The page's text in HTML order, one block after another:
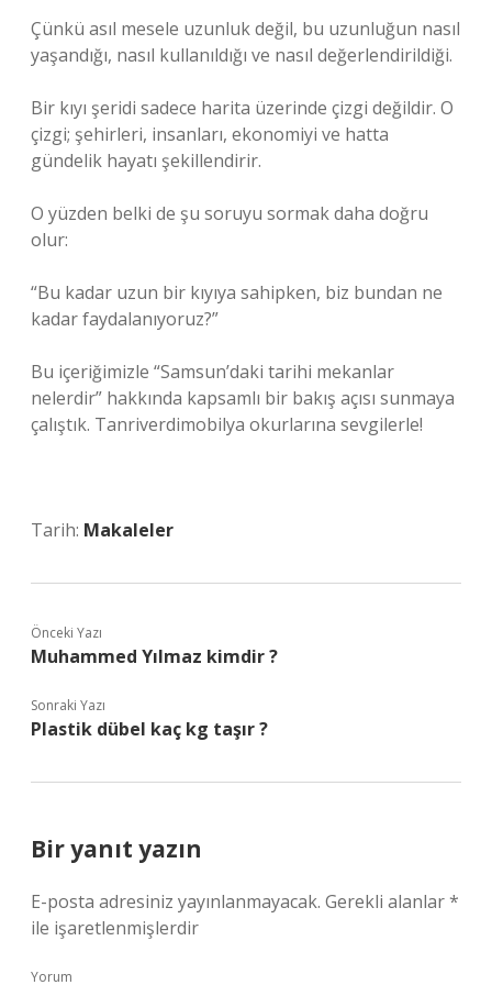
Çünkü asıl mesele uzunluk değil, bu uzunluğun nasıl
yaşandığı, nasıl kullanıldığı ve nasıl değerlendirildiği.
Bir kıyı şeridi sadece harita üzerinde çizgi değildir. O
çizgi; şehirleri, insanları, ekonomiyi ve hatta
gündelik hayatı şekillendirir.
O yüzden belki de şu soruyu sormak daha doğru
olur:
“Bu kadar uzun bir kıyıya sahipken, biz bundan ne
kadar faydalanıyoruz?”
Bu içeriğimizle “Samsun’daki tarihi mekanlar
nelerdir” hakkında kapsamlı bir bakış açısı sunmaya
çalıştık. Tanriverdimobilya okurlarına sevgilerle!
Tarih: Makaleler
Önceki Yazı
Muhammed Yılmaz kimdir ?
Sonraki Yazı
Plastik dübel kaç kg taşır ?
Bir yanıt yazın
E-posta adresiniz yayınlanmayacak. Gerekli alanlar*
ile işaretlenmişlerdir
Yorum